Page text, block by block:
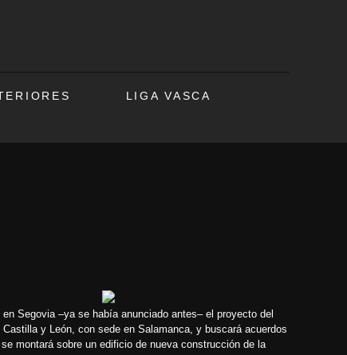
LIGA VASCA
Segovia –ya se había anunciado antes– el proyecto del
y León, con sede en Salamanca, y buscará acuerdos
montará sobre un edificio de nueva construcción de la